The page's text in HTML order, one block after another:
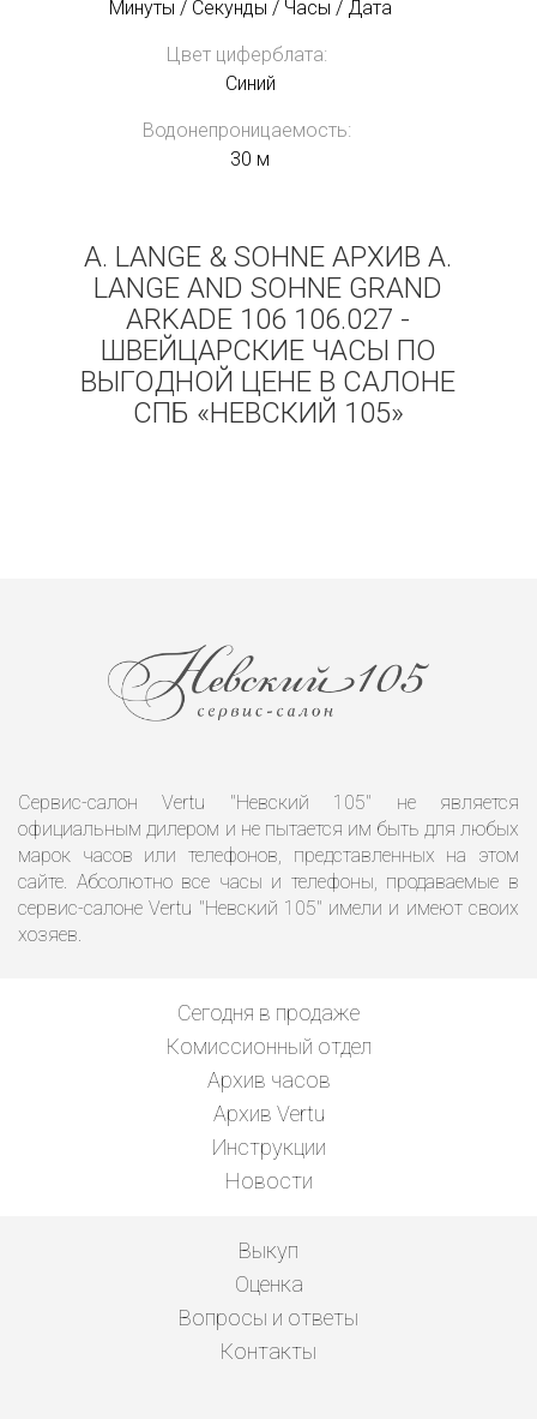
Минуты / Секунды / Часы / Дата
Цвет циферблата:
Синий
Водонепроницаемость:
30 м
A. LANGE & SOHNE АРХИВ A.
LANGE AND SOHNE GRAND
ARKADE 106 106.027 -
ШВЕЙЦАРСКИЕ ЧАСЫ ПО
ВЫГОДНОЙ ЦЕНЕ В САЛОНЕ
СПБ «НЕВСКИЙ 105»
Сервис-салон Vertu "Невский 105" не является
официальным дилером и не пытается им быть для любых
марок часов или телефонов, представленных на этом
сайте. Абсолютно все часы и телефоны, продаваемые в
сервис-салоне Vertu "Невский 105" имели и имеют своих
хозяев.
Сегодня в продаже
Комиссионный отдел
Архив часов
Архив Vertu
Инструкции
Новости
Выкуп
Оценка
Вопросы и ответы
Контакты